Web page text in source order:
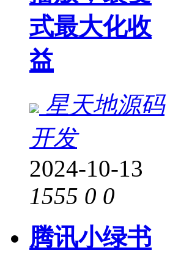
式最大化收
益
星天地源码
开发
2024-10-13
1555 0 0
腾讯小绿书